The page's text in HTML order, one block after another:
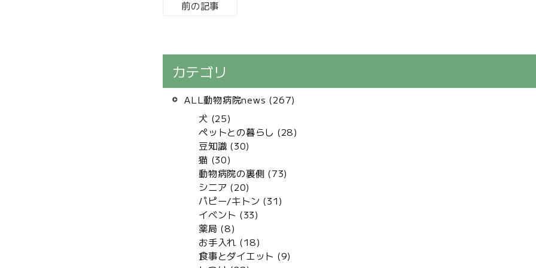
前の記事
カテゴリ
ALL動物病院news (267)
犬 (25)
ペットとの暮らし (28)
豆知識 (30)
猫 (30)
動物病院の裏側 (73)
シニア (20)
パピー/キトン (31)
イベント (33)
薬局 (8)
お手入れ (18)
食事とダイエット (9)